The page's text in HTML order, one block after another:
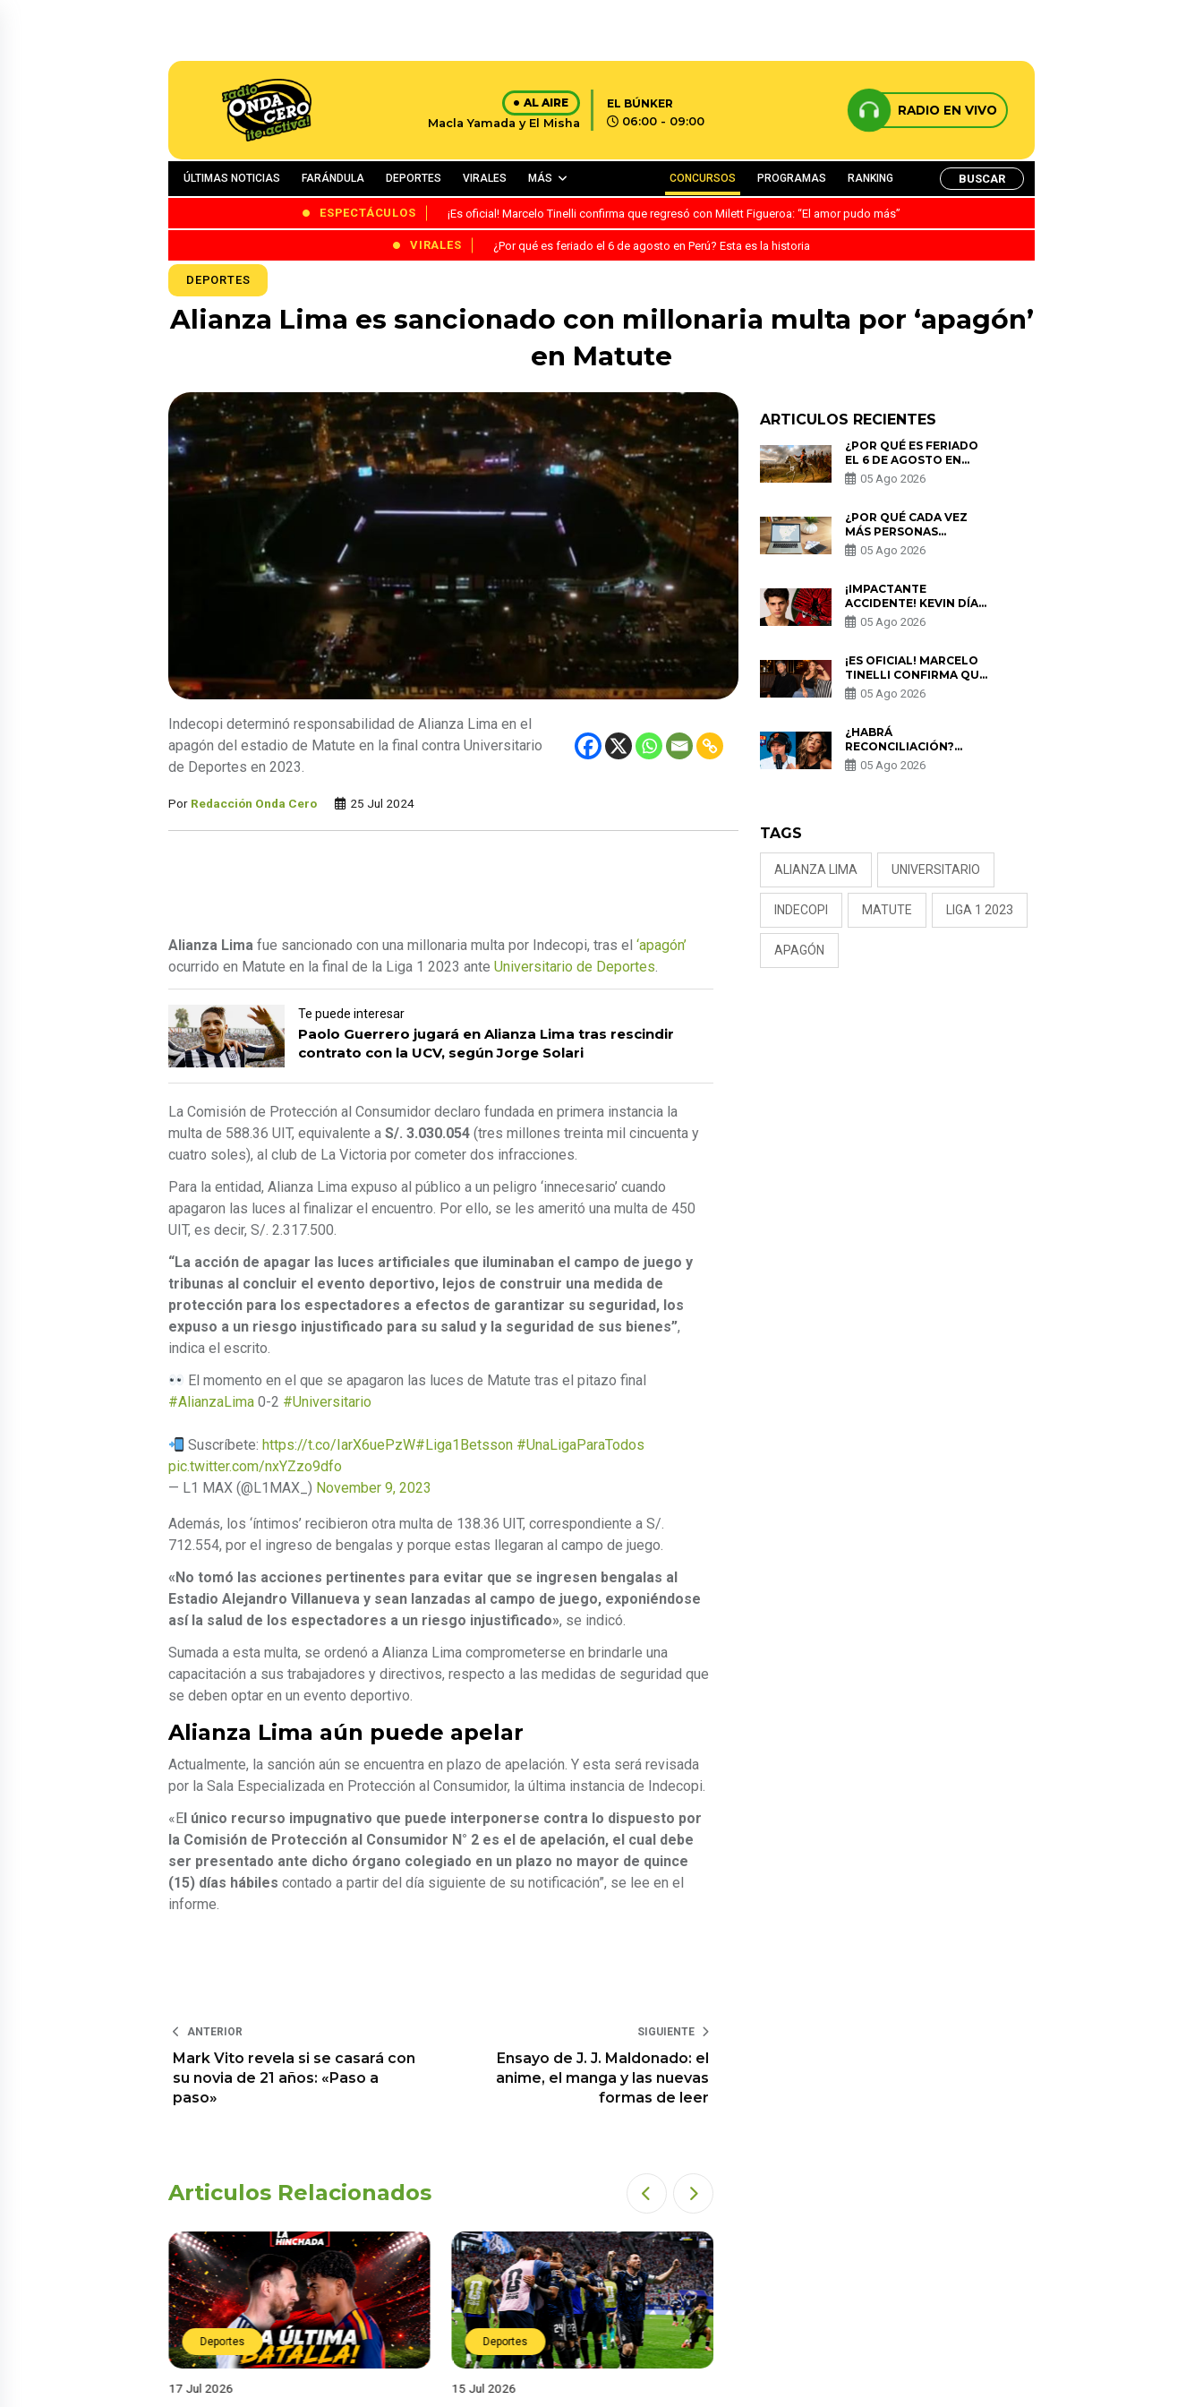
AL AIRE
Macla Yamada y El Misha
EL BÚNKER
06:00 - 09:00
RADIO EN VIVO
ÚLTIMAS NOTICIAS FARÁNDULA DEPORTES VIRALES MÁS CONCURSOS PROGRAMAS RANKING BUSCAR
ESPECTÁCULOS ¡Es oficial! Marcelo Tinelli confirma que regresó con Milett Figueroa: “El amor pudo más”
VIRALES ¿Por qué es feriado el 6 de agosto en Perú? Esta es la historia
DEPORTES
Alianza Lima es sancionado con millonaria multa por ‘apagón’
en Matute
Indecopi determinó responsabilidad de Alianza Lima en el
apagón del estadio de Matute en la final contra Universitario
de Deportes en 2023.
Por Redacción Onda Cero 25 Jul 2024
Alianza Lima fue sancionado con una millonaria multa por Indecopi, tras el ‘apagón’
ocurrido en Matute en la final de la Liga 1 2023 ante Universitario de Deportes.
Te puede interesar
Paolo Guerrero jugará en Alianza Lima tras rescindir
contrato con la UCV, según Jorge Solari
La Comisión de Protección al Consumidor declaro fundada en primera instancia la
multa de 588.36 UIT, equivalente a S/. 3.030.054 (tres millones treinta mil cincuenta y
cuatro soles), al club de La Victoria por cometer dos infracciones.
Para la entidad, Alianza Lima expuso al público a un peligro ‘innecesario’ cuando
apagaron las luces al finalizar el encuentro. Por ello, se les ameritó una multa de 450
UIT, es decir, S/. 2.317.500.
“La acción de apagar las luces artificiales que iluminaban el campo de juego y
tribunas al concluir el evento deportivo, lejos de construir una medida de
protección para los espectadores a efectos de garantizar su seguridad, los
expuso a un riesgo injustificado para su salud y la seguridad de sus bienes”,
indica el escrito.
El momento en el que se apagaron las luces de Matute tras el pitazo final
#AlianzaLima 0-2 #Universitario
Suscríbete: https://t.co/IarX6uePzW#Liga1Betsson #UnaLigaParaTodos
pic.twitter.com/nxYZzo9dfo
— L1 MAX (@L1MAX_) November 9, 2023
Además, los ‘íntimos’ recibieron otra multa de 138.36 UIT, correspondiente a S/.
712.554, por el ingreso de bengalas y porque estas llegaran al campo de juego.
«No tomó las acciones pertinentes para evitar que se ingresen bengalas al
Estadio Alejandro Villanueva y sean lanzadas al campo de juego, exponiéndose
así la salud de los espectadores a un riesgo injustificado», se indicó.
Sumada a esta multa, se ordenó a Alianza Lima comprometerse en brindarle una
capacitación a sus trabajadores y directivos, respecto a las medidas de seguridad que
se deben optar en un evento deportivo.
Alianza Lima aún puede apelar
Actualmente, la sanción aún se encuentra en plazo de apelación. Y esta será revisada
por la Sala Especializada en Protección al Consumidor, la última instancia de Indecopi.
«E l único recurso impugnativo que puede interponerse contra lo dispuesto por
la Comisión de Protección al Consumidor N° 2 es el de apelación, el cual debe
ser presentado ante dicho órgano colegiado en un plazo no mayor de quince
(15) días hábiles contado a partir del día siguiente de su notificación”, se lee en el
informe.
ANTERIOR
Mark Vito revela si se casará con
su novia de 21 años: «Paso a
paso»
SIGUIENTE
Ensayo de J. J. Maldonado: el
anime, el manga y las nuevas
formas de leer
Articulos Relacionados
Deportes
17 Jul 2026
Deportes
15 Jul 2026
ARTICULOS RECIENTES
¿POR QUÉ ES FERIADO
EL 6 DE AGOSTO EN
PERÚ? ESTA ES LA
HISTORIA
05 Ago 2026
¿POR QUÉ CADA VEZ
MÁS PERSONAS
UTILIZAN UNA VPN
PARA PROTEGER SU
05 Ago 2026
¡IMPACTANTE
ACCIDENTE! KEVIN DÍAZ
CAE DESDE OCHO
METROS EN “ESTO ES
PREOCUPACIÓN
05 Ago 2026
¡ES OFICIAL! MARCELO
TINELLI CONFIRMA QUE
REGRESÓ CON MILETT
FIGUEROA: “EL AMOR
05 Ago 2026
¿HABRÁ
RECONCILIACIÓN?
MARIO HART ADMITE
QUE PODRÍA VOLVER
05 Ago 2026
TAGS
ALIANZA LIMA UNIVERSITARIO
INDECOPI MATUTE LIGA 1 2023
APAGÓN